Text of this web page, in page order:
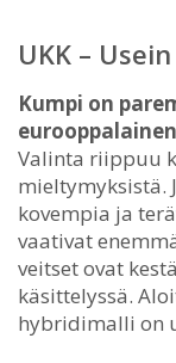
UKK –
Kumpi on
Valinta riippuu
mieltymyksistä.
kovempia ja
vaativat
veitset ovat
käsittelyssä.
hybridimalli on